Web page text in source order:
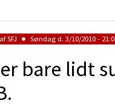
SFJ Søndag d. 3/10/2010 -
bare lidt